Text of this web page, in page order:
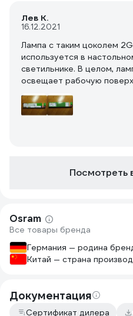
Лев К.
16.12.2021
Лампа с таким цоколем
используется в
светильнике. В целом,
освещает рабочую
перед компом достойно –
света хватает, чтобы не
Единственное, я
цветом лампы – у лампы
По началу немного не
выборе цвета лампы при
Посмотреть
Osram
Все товары бренда
Германия — родина
Китай — страна
Документация
Сертификат дилера